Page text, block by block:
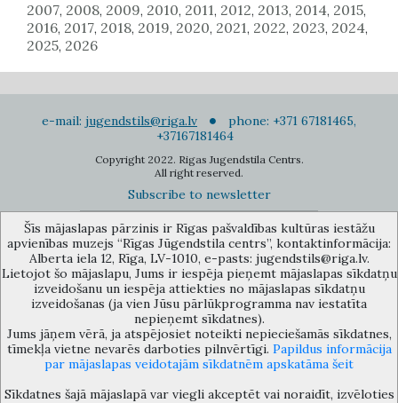
2007, 2008, 2009, 2010, 2011, 2012, 2013, 2014, 2015,
2016, 2017, 2018, 2019, 2020, 2021, 2022, 2023, 2024,
2025, 2026
e-mail: jugendstils@riga.lv
phone: +371 67181465,
+37167181464
Copyright 2022. Rigas Jugendstila Centrs.
All right reserved.
Subscribe to newsletter
The Anti-Bureaucracy Centre of the Riga City Council (phone: 67026859,
67012031, e-mail: bac@riga.lv) performs functions of a contact point in
the Municipality of Riga, providing necessary protection and
confidentiality to a person who informs about possible conflicts of
interest or other corrupt deals of officials in the Department or its
subordinate bodies.
Šīs mājaslapas pārzinis ir Rīgas pašvaldības kultūras iestāžu
apvienības muzejs “Rīgas Jūgendstila centrs”, kontaktinformācija:
Alberta iela 12, Rīga, LV-1010, e-pasts: jugendstils@riga.lv.
Lietojot šo mājaslapu, Jums ir iespēja pieņemt mājaslapas sīkdatņu
izveidošanu un iespēja attiekties no mājaslapas sīkdatņu
izveidošanas (ja vien Jūsu pārlūkprogramma nav iestatīta
nepieņemt sīkdatnes).
Jums jāņem vērā, ja atspējosiet noteikti nepieciešamās sīkdatnes,
tīmekļa vietne nevarēs darboties pilnvērtīgi. Papildus informācija
par mājaslapas veidotajām sīkdatnēm apskatāma šeit
Sīkdatnes šajā mājaslapā var viegli akceptēt vai noraidīt, izvēloties